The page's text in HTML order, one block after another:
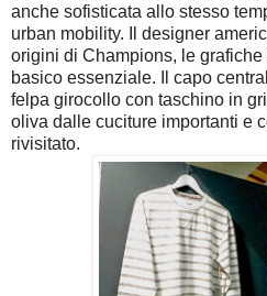
anche sofisticata allo stesso
urban mobility. Il designer
origini di Champions, le
basico essenziale. Il capo
felpa girocollo con taschino in
oliva dalle cuciture importanti e
rivisitato.